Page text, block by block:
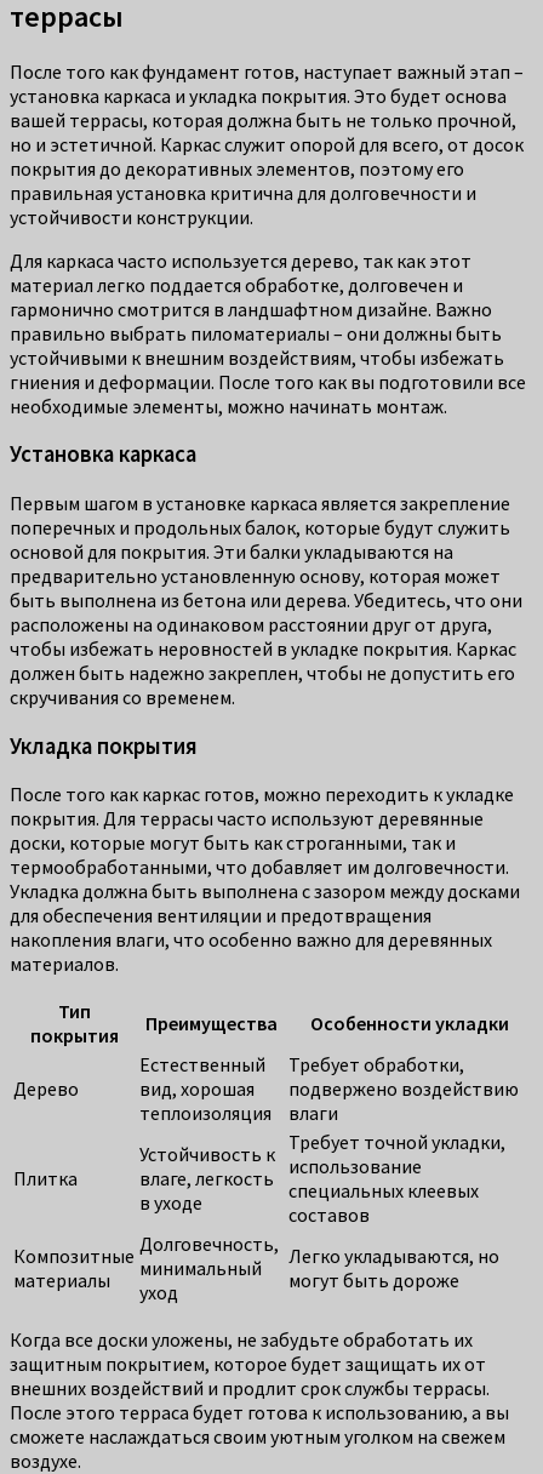
террасы
После того как фундамент готов, наступает важный этап –
установка каркаса и укладка покрытия. Это будет основа
вашей террасы, которая должна быть не только прочной,
но и эстетичной. Каркас служит опорой для всего, от досок
покрытия до декоративных элементов, поэтому его
правильная установка критична для долговечности и
устойчивости конструкции.
Для каркаса часто используется дерево, так как этот
материал легко поддается обработке, долговечен и
гармонично смотрится в ландшафтном дизайне. Важно
правильно выбрать пиломатериалы – они должны быть
устойчивыми к внешним воздействиям, чтобы избежать
гниения и деформации. После того как вы подготовили все
необходимые элементы, можно начинать монтаж.
Установка каркаса
Первым шагом в установке каркаса является закрепление
поперечных и продольных балок, которые будут служить
основой для покрытия. Эти балки укладываются на
предварительно установленную основу, которая может
быть выполнена из бетона или дерева. Убедитесь, что они
расположены на одинаковом расстоянии друг от друга,
чтобы избежать неровностей в укладке покрытия. Каркас
должен быть надежно закреплен, чтобы не допустить его
скручивания со временем.
Укладка покрытия
После того как каркас готов, можно переходить к укладке
покрытия. Для террасы часто используют деревянные
доски, которые могут быть как строганными, так и
термообработанными, что добавляет им долговечности.
Укладка должна быть выполнена с зазором между досками
для обеспечения вентиляции и предотвращения
накопления влаги, что особенно важно для деревянных
материалов.
Тип
покрытия
Преимущества Особенности укладки
Дерево
Естественный
вид, хорошая
теплоизоляция
Требует обработки,
подвержено воздействию
влаги
Плитка
Устойчивость к
влаге, легкость
в уходе
Требует точной укладки,
использование
специальных клеевых
составов
Композитные
материалы
Долговечность,
минимальный
уход
Легко укладываются, но
могут быть дороже
Когда все доски уложены, не забудьте обработать их
защитным покрытием, которое будет защищать их от
внешних воздействий и продлит срок службы террасы.
После этого терраса будет готова к использованию, а вы
сможете наслаждаться своим уютным уголком на свежем
воздухе.